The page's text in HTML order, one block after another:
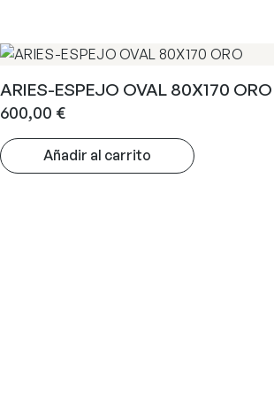
ARIES-ESPEJO OVAL 80X170 ORO
600,00 €
Añadir al carrito